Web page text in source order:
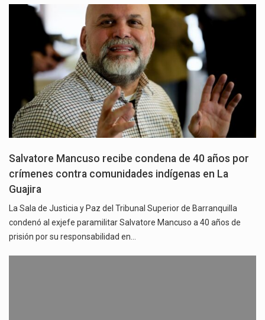
Salvatore Mancuso recibe condena de 40 años por
crímenes contra comunidades indígenas en La
Guajira
La Sala de Justicia y Paz del Tribunal Superior de Barranquilla
condenó al exjefe paramilitar Salvatore Mancuso a 40 años de
prisión por su responsabilidad en…